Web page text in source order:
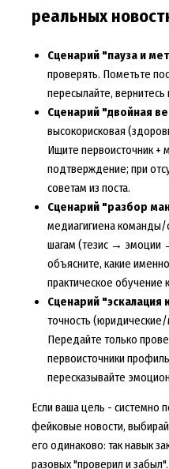
реальных
Сценарий "пауза и
проверять. Пометьте
пересылайте, вернитесь
Сценарий "двойная
высокорисковая
Ищите первоисточник +
подтверждение; при
советам из поста.
Сценарий "разбор
медиагигиена команды/
шагам (тезис → эмоции
объясните, какие
практическое
Сценарий "эскалация
точность
Передайте только
первоисточники
пересказывайте
Если ваша цель - системно
фейковые новости,
его одинаково: так навык
разовых "проверил и забыл".